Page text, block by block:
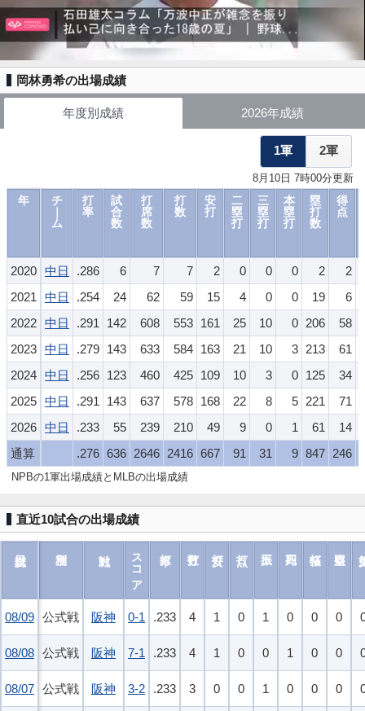
岡林勇希の出場成績
年度別成績 2026年成績
1軍 2軍
8月10日 7時00分更新
年
2020
2021
2022
2023
2024
2025
2026
通算
チ
ム
打
率
試
合
数
打
席
数
打
数
安
打
二
塁
打
三
塁
打
本
塁
打
塁
打
数
得
点
中日 .286 6 7 7 2 0 0 0 2
2
中日
.254 24 62 59 15 4 0 0 19
6
中日
.291 142 608 553 161 25 10 0 206
58
中日
.279 143 633 584 163 21 10 3 213
61
中日
.256 123 460 425 109 10 3 0 125
34
中日
.291 143 637 578 168 22 8 5 221
71
中日
.233 55 239 210 49 9 0 1 61
14
.276 636 2646 2416 667 91 31 9 847 246
NPBの1軍出場成績とMLBの出場成績
直近10試合の出場成績
08/09
08/08
08/07
スコア
08/09 公式戦 阪神 0-1 .233 4 1 0 1 0 0 0
08/08 公式戦 阪神 7-1 .233 4 1 0 0 1 0 0
08/07 公式戦 阪神 3-2 .233 3 0 0 1 0 0 0